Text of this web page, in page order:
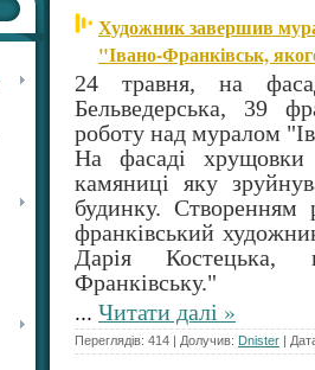
Художник завершив
"Івано-Франківськ,
24 травня, на
Бельведерська, 39
роботу над муралом
На фасаді хрущовки
камяниці яку
будинку. Створенням
франківський
Дарія
Франківську."
... Читати далі »
Переглядів: 414 | Долучив: Dnister |